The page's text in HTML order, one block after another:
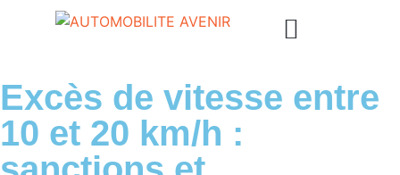
Excès de vitesse entre
10 et 20 km/h :